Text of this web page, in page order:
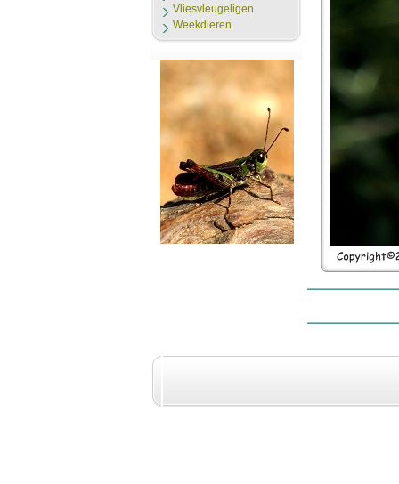
Vliesvleugeligen
Weekdieren